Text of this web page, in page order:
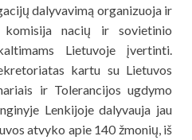
dalyvavimą organizuoja ir
komisija nacių ir sovietinio
Lietuvoje įvertinti.
kartu su Lietuvos
ir Tolerancijos ugdymo
Lenkijoje dalyvauja jau
atvyko apie 140 žmonių, iš